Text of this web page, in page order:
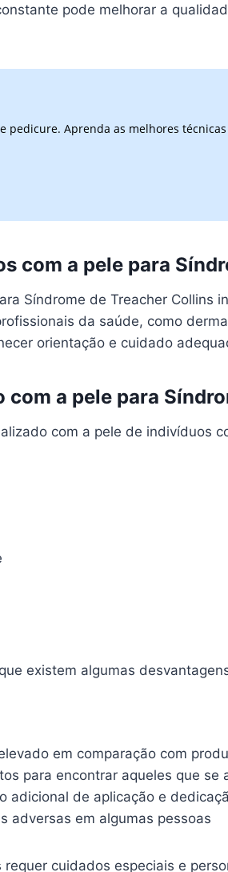
pode melhorar a
Aprenda as melhores
com a pele para
Síndrome de Treacher Collins
da saúde, como
orientação e cuidado
a pele para
com a pele de indivíduos
existem algumas
em comparação com
para encontrar aqueles que
adicional de aplicação e
adversas em algumas pessoas
cuidados especiais e